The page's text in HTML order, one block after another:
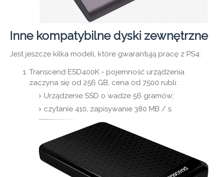
Inne kompatybilne dyski zewnętrzne
Jest jeszcze kilka modeli, które gwarantują pracę z PS4:
Transcend ESD400K - pojemność urządzenia
zaczyna się od 256 GB, cena od 7500 rubli:
Urządzenie SSD o wadze 56 gramów;
czytanie 410, zapisywanie 380 MB / s.